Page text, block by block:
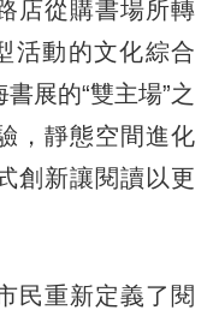
店從購書場所轉
活動的文化綜合
展的“雙主場”之
，靜態空間進化
創新讓閱讀以更
重新定義了閱